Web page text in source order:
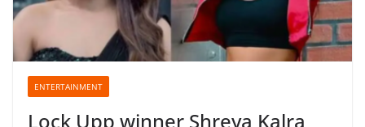
ENTERTAINMENT
Lock Upp winner Shreya Kalra